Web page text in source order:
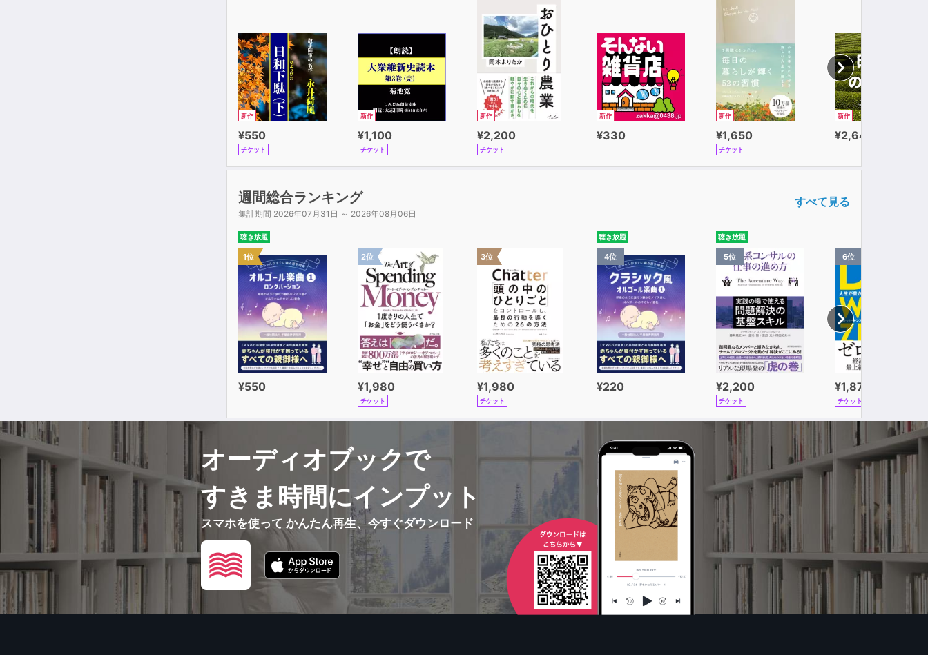
新作
¥550
チケット
新作
¥1,100
チケット
新作
¥2,200
チケット
新作
¥330
新作
¥1,650
チケット
新作
¥2,640
週間総合ランキング
集計期間 2026年07月31日 ～ 2026年08月06日
すべて見る
聴き放題
1位
¥550
2位
¥1,980
チケット
3位
¥1,980
チケット
聴き放題
4位
¥220
聴き放題
5位
¥2,200
チケット
6位
¥1,870
チケット
オーディオブックで
すきま時間にインプット
スマホを使って かんたん再生、今すぐダウンロード